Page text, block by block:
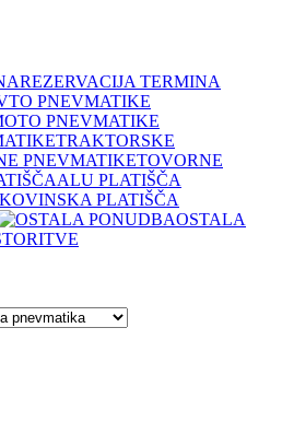
REZERVACIJA TERMINA
PNEVMATIKE
PNEVMATIKE
TRAKTORSKE
TOVORNE
ALU PLATIŠČA
KOVINSKA PLATIŠČA
OSTALA